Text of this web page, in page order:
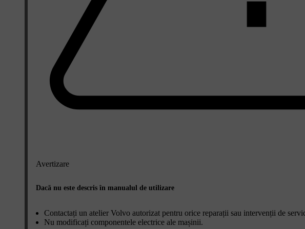
Avertizare
Dacă nu este descris în manualul de utilizare
Contactați un atelier Volvo autorizat pentru orice reparații sau intervenții de
Nu modificați componentele electrice ale mașinii.